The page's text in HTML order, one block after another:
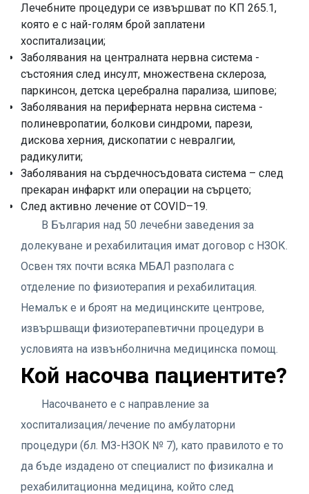
Лечебните процедури се извършват по КП 265.1,
която е с най-голям брой заплатени
хоспитализации;
Заболявания на централната нервна система -
състояния след инсулт, множествена склероза,
паркинсон, детска церебрална парализа, шипове;
Заболявания на периферната нервна система -
полиневропатии, болкови синдроми, парези,
дискова херния, дископатии с невралгии,
радикулити;
Заболявания на сърдечносъдовата система – след
прекаран инфаркт или операции на сърцето;
След активно лечение от COVID–19.
В България над 50 лечебни заведения за
долекуване и рехабилитация имат договор с НЗОК.
Освен тях почти всяка МБАЛ разполага с
отделение по физиотерапия и рехабилитация.
Немалък е и броят на медицинските центрове,
извършващи физиотерапевтични процедури в
условията на извънболнична медицинска помощ.
Кой насочва пациентите?
Насочването е с направление за
хоспитализация/лечение по амбулаторни
процедури (бл. МЗ-НЗОК № 7), като правилото е то
да бъде издадено от специалист по физикална и
рехабилитационна медицина, който след